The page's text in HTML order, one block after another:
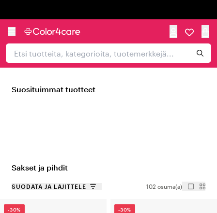
Suosituimmat tuotteet
Sakset ja pihdit
SUODATA JA LAJITTELE 102 osuma(a)
-30% -30%